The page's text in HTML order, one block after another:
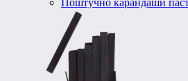
Поштучно карандаши